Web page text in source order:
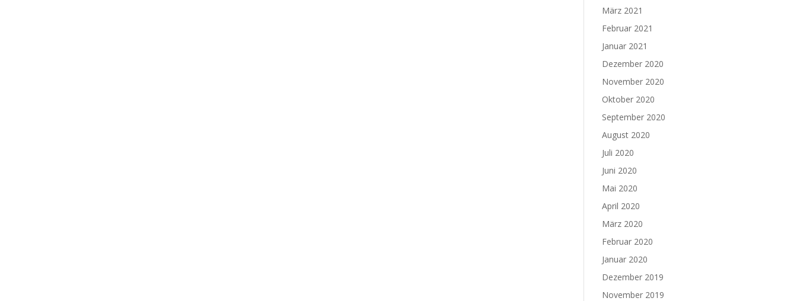
März 2021
Februar 2021
Januar 2021
Dezember 2020
November 2020
Oktober 2020
September 2020
August 2020
Juli 2020
Juni 2020
Mai 2020
April 2020
März 2020
Februar 2020
Januar 2020
Dezember 2019
November 2019